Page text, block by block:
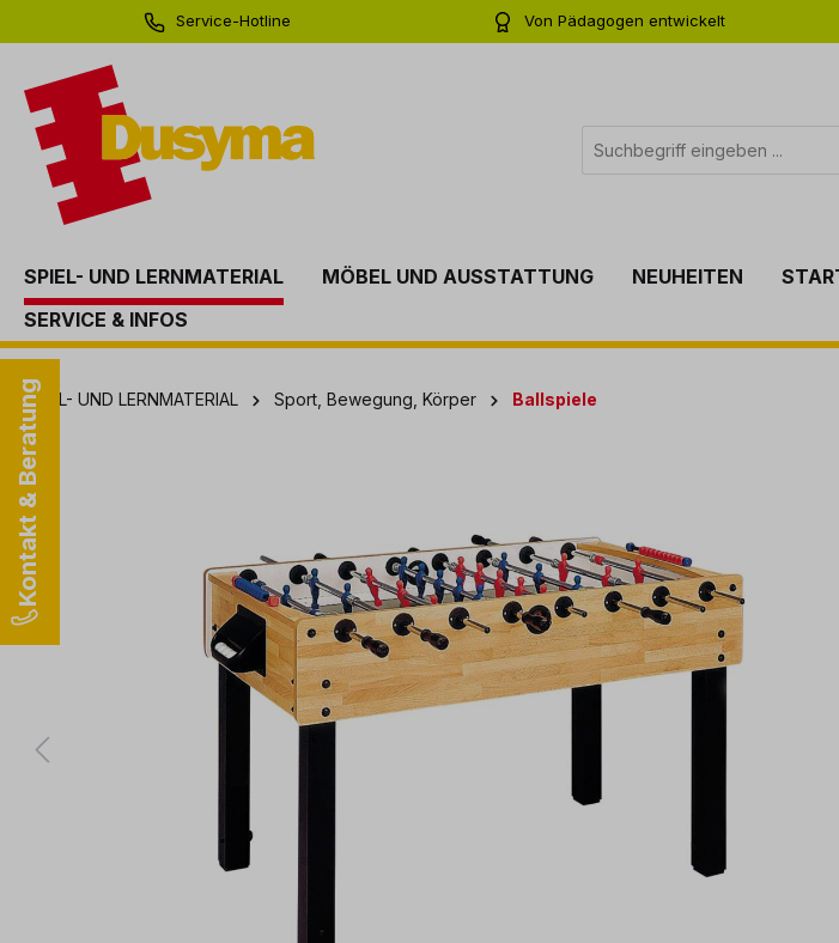
Zur Hauptnavigation springen
Service-Hotline
Von Pädagogen entwickelt
SPIEL- UND LERNMATERIAL MÖBEL UND AUSSTATTUNG NEUHEITEN
SERVICE & INFOS
Kontakt & Beratung
SPIEL- UND LERNMATERIAL Sport, Bewegung, Körper Ballspiele
Bildergalerie überspringen